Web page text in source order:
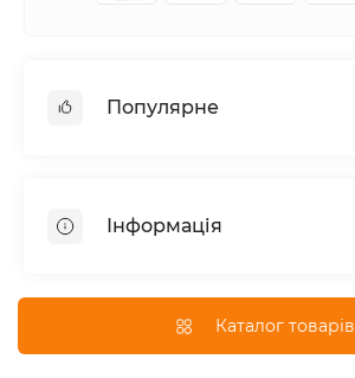
Популярне
Вологий корм для котів
Сухий корм для собак
Сухий корм для котів
Інформація
Повернення та обмін товарів
Каталог товарів